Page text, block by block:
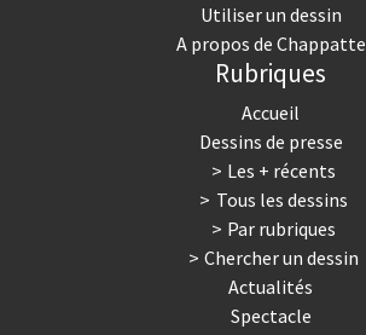
Utiliser un dessin
A propos de Chappatte
Rubriques
Accueil
Dessins de presse
Les + récents
Tous les dessins
Par rubriques
Chercher un dessin
Actualités
Spectacle